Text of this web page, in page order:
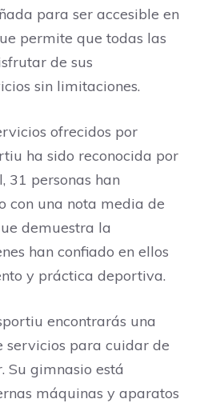
para ser accesible en
permite que todas las
de sus
sin limitaciones.
ofrecidos por
ha sido reconocida por
31 personas han
con una nota media de
demuestra la
han confiado en ellos
y práctica deportiva.
encontrarás una
para cuidar de
Su gimnasio está
máquinas y aparatos